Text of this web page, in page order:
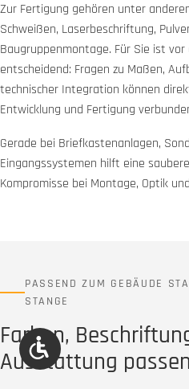
Zur Fertigung gehören unter
Schweißen, Laserbeschriftung,
Baugruppenmontage. Für Sie ist
entscheidend: Fragen zu Maßen,
technischer Integration können
Entwicklung und Fertigung
Gerade bei Briefkastenanlagen,
Eingangssystemen hilft eine
Kompromisse bei Montage, Optik
PASSEND ZUM GEBÄUDE
STANGE
Farben,
Ausstattung
Werkzeugleiste anzeigen